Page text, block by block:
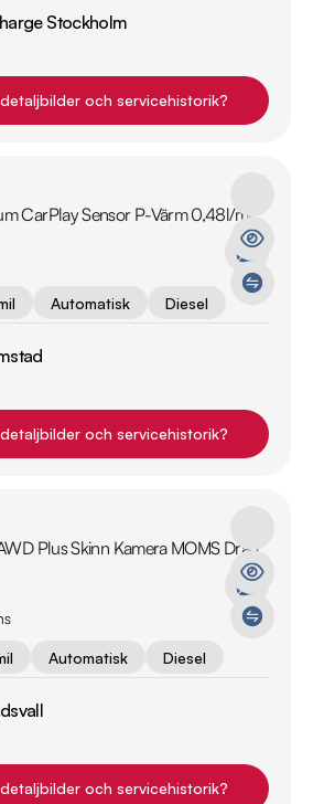
Stockholm
och servicehistorik?
CarPlay Sensor P-Värm 0,48l/mil
Automatisk Diesel
och servicehistorik?
Plus Skinn Kamera MOMS Drag
Automatisk Diesel
och servicehistorik?